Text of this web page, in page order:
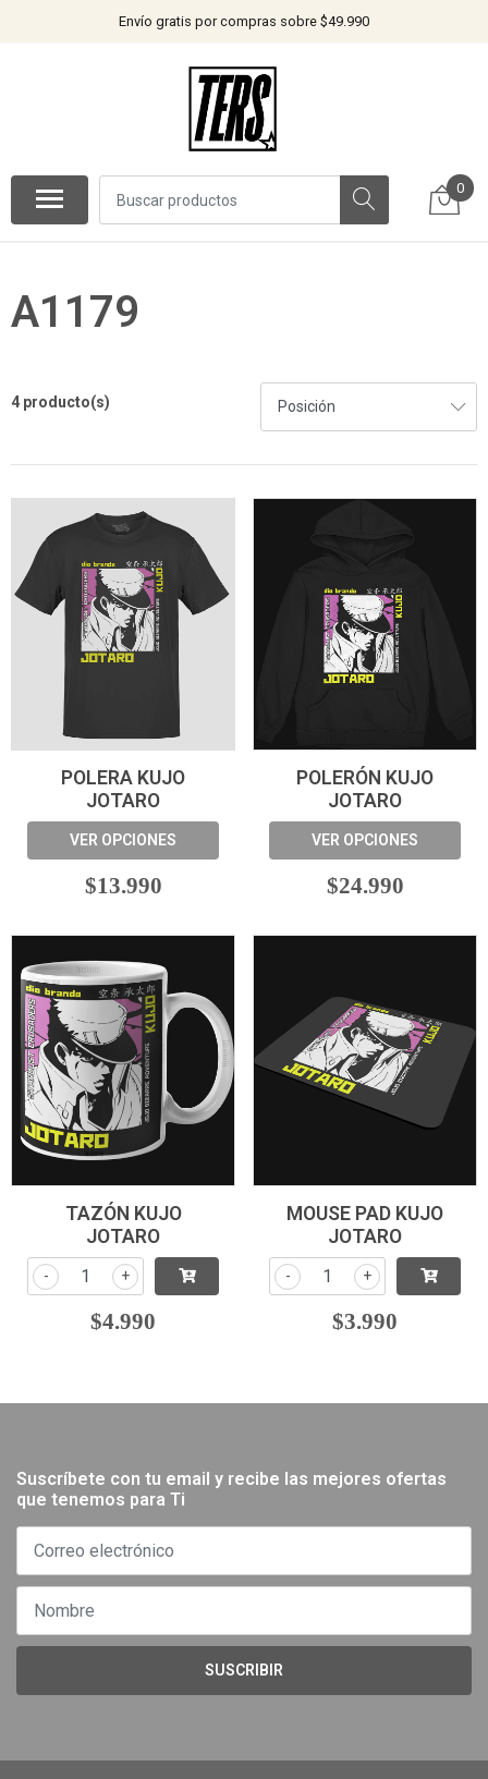
Envío gratis por compras sobre $49.990
0
A1179
4 producto(s)
POLERA KUJO
JOTARO
VER OPCIONES
$13.990
POLERÓN KUJO
JOTARO
VER OPCIONES
$24.990
TAZÓN KUJO
JOTARO
+
-
$4.990
MOUSE PAD KUJO
JOTARO
+
-
$3.990
Suscríbete con tu email y recibe las mejores ofertas
que tenemos para Ti
SUSCRIBIR